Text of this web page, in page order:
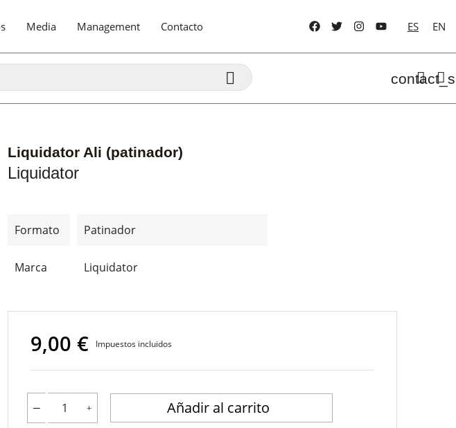
Media Management Contacto ES EN

Liquidator Ali (patinador)
Liquidator
Formato Patinador
Marca Liquidator
9,00 € Impuestos incluidos
Añadir al carrito